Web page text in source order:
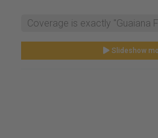
Coverage is exactly "Guaiana
Slideshow